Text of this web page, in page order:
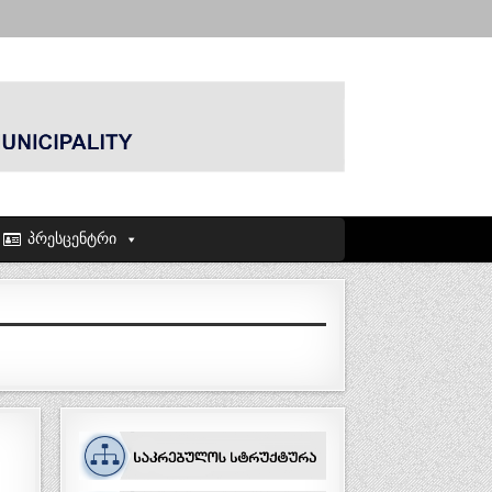
პრესცენტრი